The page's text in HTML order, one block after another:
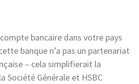
bancaire dans votre pays
banque n’a pas un partenariat
– cela simplifierait la
Société Générale et HSBC